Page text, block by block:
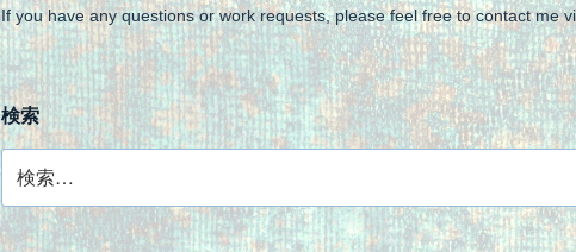
If you have any questions or work requests, please feel free to contact me
検索
索: